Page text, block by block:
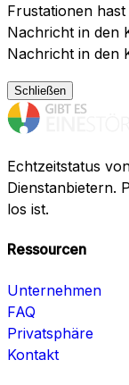
Frustationen
Nachricht in den
Nachricht in den
Schließen
Echtzeitstatus
Dienstanbietern.
los ist.
Ressourcen
Unternehmen
FAQ
Privatsphäre
Kontakt